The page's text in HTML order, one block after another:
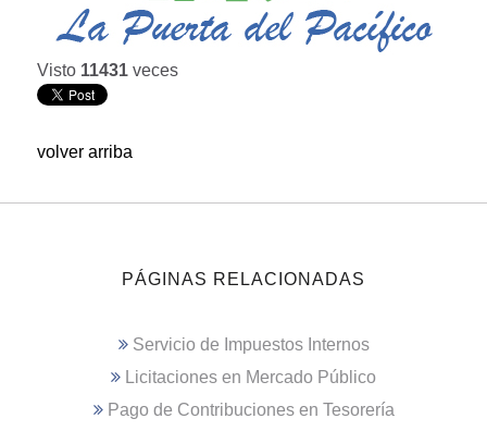
Visto 11431 veces
volver arriba
PÁGINAS RELACIONADAS
Servicio de Impuestos Internos
Licitaciones en Mercado Público
Pago de Contribuciones en Tesorería